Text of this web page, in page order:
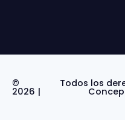
©
2026 |
Todos los